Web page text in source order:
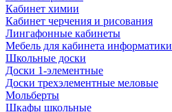
Кабинет химии
Кабинет черчения и рисования
Лингафонные кабинеты
Мебель для кабинета информатики
Школьные доски
Доски 1-элементные
Доски трехэлементные меловые
Мольберты
Шкафы школьные